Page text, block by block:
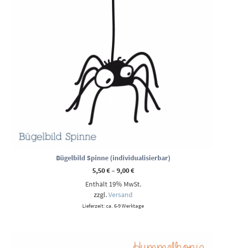
Bügelbild Spinne (individualisierbar)
5,50€–9,00€Preisspanne:
bis
Enthält 19% MwSt.
zzgl.Versand
Lieferzeit: ca. 6-9 Werktage